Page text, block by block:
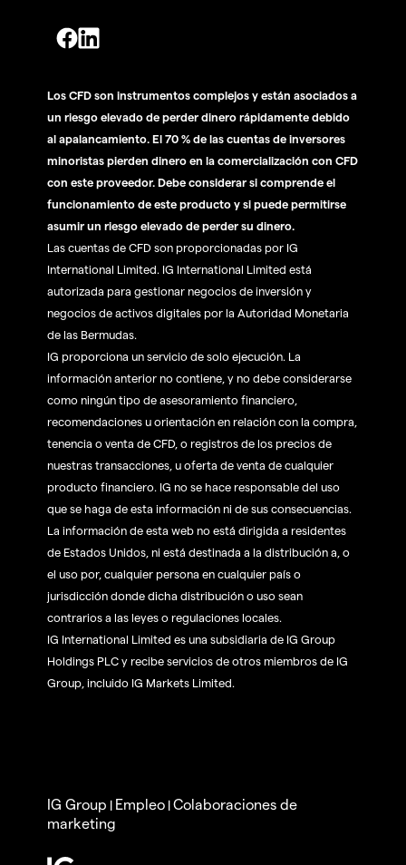
Los CFD son instrumentos complejos y están asociados a
un riesgo elevado de perder dinero rápidamente debido
al apalancamiento. El 70 % de las cuentas de inversores
minoristas pierden dinero en la comercialización con CFD
con este proveedor. Debe considerar si comprende el
funcionamiento de este producto y si puede permitirse
asumir un riesgo elevado de perder su dinero.
Las cuentas de CFD son proporcionadas por IG
International Limited. IG International Limited está
autorizada para gestionar negocios de inversión y
negocios de activos digitales por la Autoridad Monetaria
de las Bermudas.
IG proporciona un servicio de solo ejecución. La
información anterior no contiene, y no debe considerarse
como ningún tipo de asesoramiento financiero,
recomendaciones u orientación en relación con la compra,
tenencia o venta de CFD, o registros de los precios de
nuestras transacciones, u oferta de venta de cualquier
producto financiero. IG no se hace responsable del uso
que se haga de esta información ni de sus consecuencias.
La información de esta web no está dirigida a residentes
de Estados Unidos, ni está destinada a la distribución a, o
el uso por, cualquier persona en cualquier país o
jurisdicción donde dicha distribución o uso sean
contrarios a las leyes o regulaciones locales.
IG International Limited es una subsidiaria de IG Group
Holdings PLC y recibe servicios de otros miembros de IG
Group, incluido IG Markets Limited.
IG Group | Empleo |Colaboraciones de
marketing